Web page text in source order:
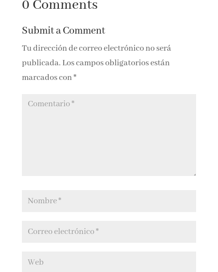
Submit a Comment
Tu dirección de correo electrónico no será
publicada.Los campos obligatorios están